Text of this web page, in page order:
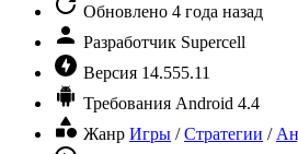
Обновлено 4 года назад
Разработчик Supercell
Версия 14.555.11
Требования Android 4.4
Жанр Игры /Стратегии /